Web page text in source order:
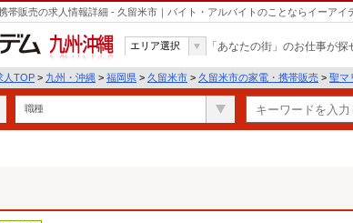
帯販売の求人情報詳細 - 久留米市｜バイト・アルバイトのことならイーアイ
九州・沖縄
エリア選択 「あなたの街」のお仕事が探
人TOP > 九州・沖縄 > 福岡県 > 久留米市 > 久留米市の家電・携帯販売 > 聖マ
職種
遣